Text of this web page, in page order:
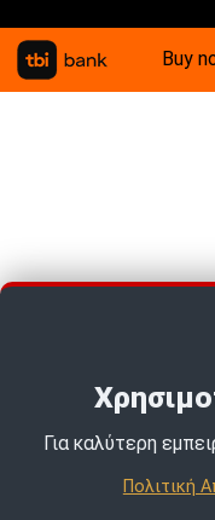
Buy
Για καλύτερη
Πολιτική